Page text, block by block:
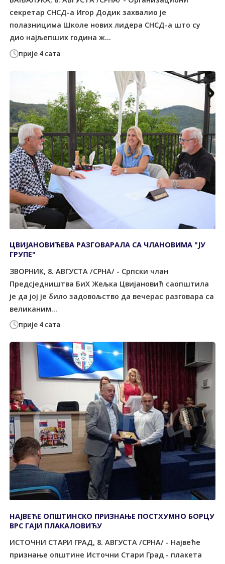
прије 4 сата
секретар СНСД-а Игор Додик захвалио је
полазницима Школе нових лидера СНСД-а што су
дио најљепших година ж...
прије 4 сата
ЦВИЈАНОВИЋЕВА РАЗГОВАРАЛА СА ЧЛАНОВИМА "ЈУ
ГРУПЕ"
ЗВОРНИК, 8. АВГУСТА /СРНА/ - Српски члан
Предсједништва БиХ Жељка Цвијановић саопштила
је да јој је било задовољство да вечерас разговара са
великаним...
НАЈВЕЋЕ ОПШТИНСКО ПРИЗНАЊЕ ПОСТХУМНО БОРЦУ
ВРС ГАЈИ ПЛАКАЛОВИЋУ
ИСТОЧНИ СТАРИ ГРАД, 8. АВГУСТА /СРНА/ - Највеће
признање општине Источни Стари Град - плакета